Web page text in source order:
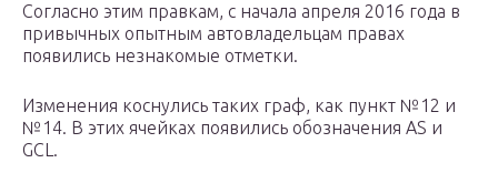
Согласно этим правкам, с начала апреля 2016 года в
привычных опытным автовладельцам правах
появились незнакомые отметки.
Изменения коснулись таких граф, как пункт №12 и
№14. В этих ячейках появились обозначения AS и
GCL.